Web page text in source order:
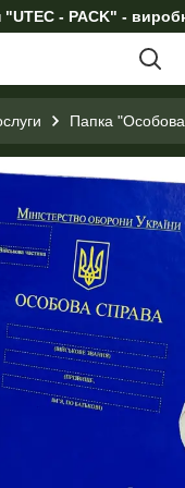
"UTEC - PACK" -
Папка